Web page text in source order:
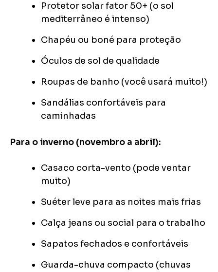
Protetor solar fator 50+ (o sol
mediterrâneo é intenso)
Chapéu ou boné para proteção
Óculos de sol de qualidade
Roupas de banho (você usará muito!)
Sandálias confortáveis para
caminhadas
Para o inverno (novembro a abril):
Casaco corta-vento (pode ventar
muito)
Suéter leve para as noites mais frias
Calça jeans ou social para o trabalho
Sapatos fechados e confortáveis
Guarda-chuva compacto (chuvas